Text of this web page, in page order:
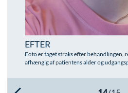
EFTER
Foto er taget straks efter behandlingen,
afhængig af patientens alder og